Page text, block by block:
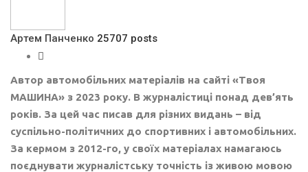
Артем Панченко 25707 posts
Автор автомобільних матеріалів на сайті «Твоя
МАШИНА» з 2023 року. В журналістиці понад дев’ять
років. За цей час писав для різних видань – від
суспільно-політичних до спортивних і автомобільних.
За кермом з 2012-го, у своїх матеріалах намагаюсь
поєднувати журналістську точність із живою мовою